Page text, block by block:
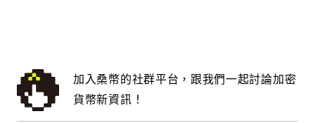
加入桑幣的社群平台，跟我們一起討論加密
貨幣新資訊！